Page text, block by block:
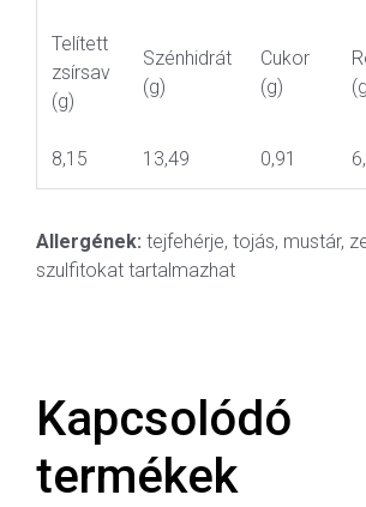
Telített
zsírsav
(g)
Szénhidrát
(g)
Cukor
(g)
8,15 13,49 0,91
Allergének: tejfehérje, tojás, mustár,
szulfitokat tartalmazhat
Kapcsolódó
termékek